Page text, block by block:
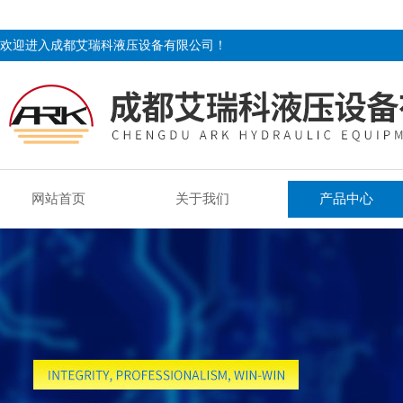
欢迎进入成都艾瑞科液压设备有限公司！
网站首页 关于我们 产品中心